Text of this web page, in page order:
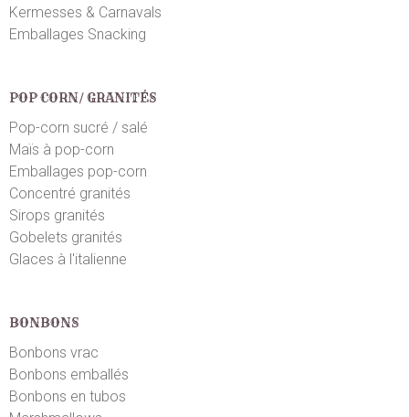
Kermesses & Carnavals
Emballages Snacking
POP CORN/ GRANITÉS
Pop-corn sucré / salé
Maïs à pop-corn
Emballages pop-corn
Concentré granités
Sirops granités
Gobelets granités
Glaces à l'italienne
BONBONS
Bonbons vrac
Bonbons emballés
Bonbons en tubos